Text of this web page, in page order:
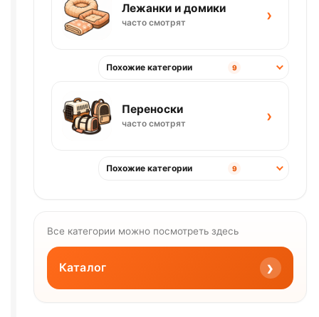
Лежанки и домики
часто смотрят ›
Похожие категории 9
Переноски
часто смотрят ›
Похожие категории 9
Все категории можно посмотреть здесь
Каталог ›